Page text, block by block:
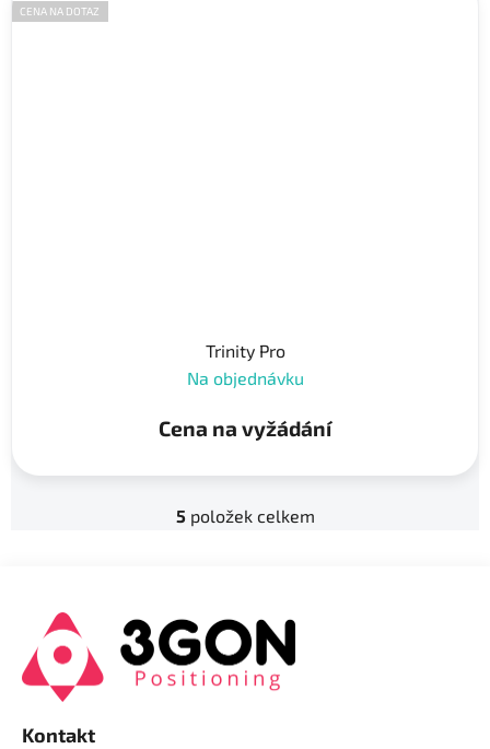
CENA NA DOTAZ
Trinity Pro
Na objednávku
Cena na vyžádání
O
d
a
c
í
5položek celkem
Kontakt